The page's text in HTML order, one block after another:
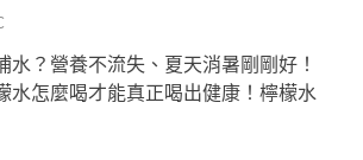
水？營養不流失、夏天消暑剛剛好！
水怎麼喝才能真正喝出健康！檸檬水